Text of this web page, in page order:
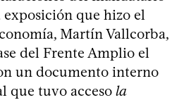
que hizo el
Martín Vallcorba,
del Frente Amplio el
un documento interno
que tuvo acceso la